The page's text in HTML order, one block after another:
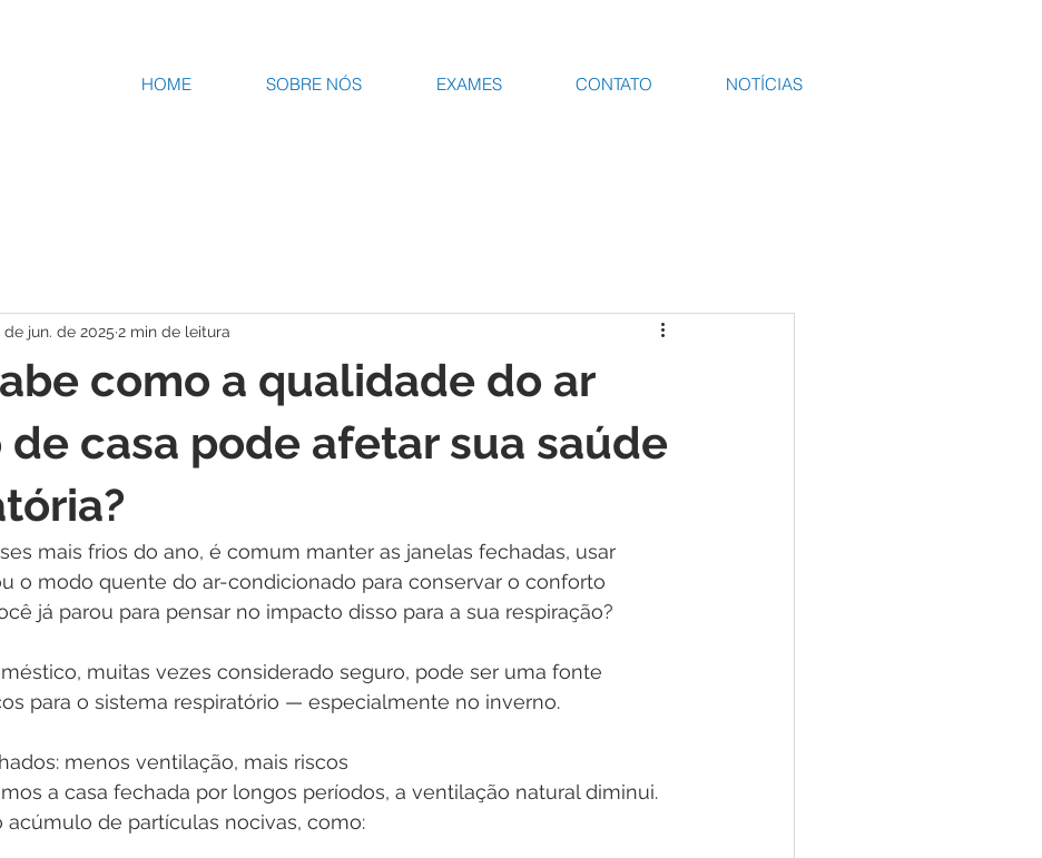
HOME SOBRE NÓS EXAMES CONTATO NOTÍCIAS
como a qualidade do ar
casa pode afetar sua saúde
de jun. de 2025 2 min de leitura
mais frios do ano, é comum manter as janelas fechadas, usar
o modo quente do ar-condicionado para conservar o conforto
já parou para pensar no impacto disso para a sua respiração?
muitas vezes considerado seguro, pode ser uma fonte
para o sistema respiratório — especialmente no inverno.
menos ventilação, mais riscos
a casa fechada por longos períodos, a ventilação natural diminui.
acúmulo de partículas nocivas, como: